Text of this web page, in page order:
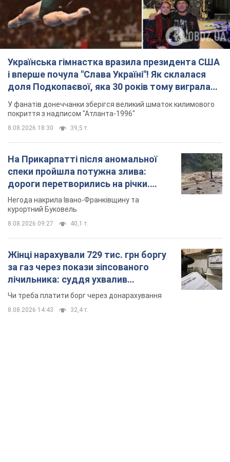
Українська гімнастка вразила президента США
і вперше почула "Слава Україні"! Як склалася
доля Подкопаєвої, яка 30 років тому виграла
"золото" Олімпіади
У фанатів донеччанки зберігся великий шматок килимового
покриття з надписом "Атланта-1996"
8.08.2026 18:30 39,5 т.
На Прикарпатті після аномальної
спеки пройшла потужна злива:
дороги перетворились на річки.
Відео
Негода накрила Івано-Франківщину та
курортний Буковель
8.08.2026 09:27 40,1 т.
Жінці нарахували 729 тис. грн боргу
за газ через покази зіпсованого
лічильника: суддя ухвалив
неочікуване рішення
Чи треба платити борг через донарахування
8.08.2026 14:43 32,4 т.